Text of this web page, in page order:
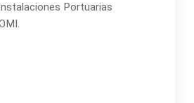
Portuarias